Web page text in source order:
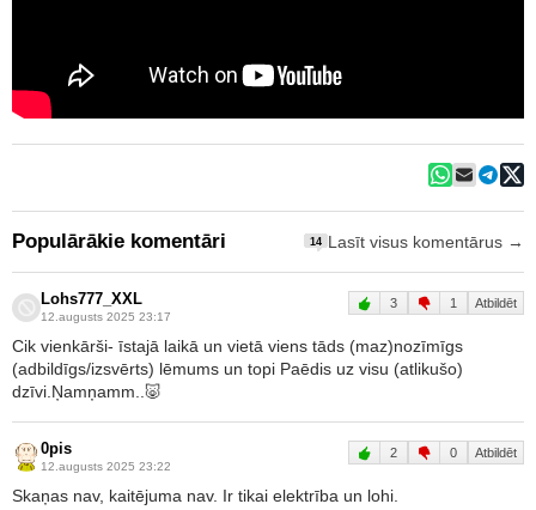
Populārākie komentāri 14 Lasīt visus komentārus →
Lohs777_XXL
12.augusts 2025 23:17
3 1 Atbildēt
Cik vienkārši- īstajā laikā un vietā viens tāds (maz)nozīmīgs
(adbildīgs/izsvērts) lēmums un topi Paēdis uz visu (atlikušo)
dzīvi.Ņamņamm..🐷
0pis
12.augusts 2025 23:22
2 0 Atbildēt
Skaņas nav, kaitējuma nav. Ir tikai elektrība un lohi.